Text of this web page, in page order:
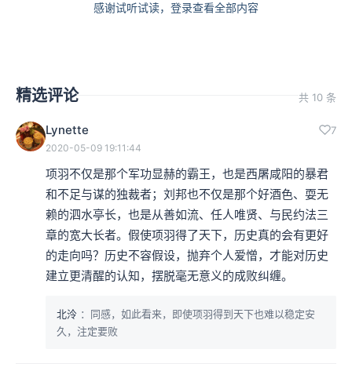
后，就把陡壁上架起的栈道全部烧掉，防止诸侯或其他强
盗偷袭，同时也向项羽表示自己没有东进之意。到达南郑
士兵们都唱歌来表达自己想要东归的心情。
感谢试听试读，登录查看全部内容
精选评论 共 10 条
Lynette 7
2020-05-09 19:11:44
项羽不仅是那个军功显赫的霸王，也是西屠咸阳的暴君
和不足与谋的独裁者；刘邦也不仅是那个好酒色、耍无
赖的泗水亭长，也是从善如流、任人唯贤、与民约法三
章的宽大长者。假使项羽得了天下，历史真的会有更好
的走向吗？历史不容假设，抛弃个人爱憎，才能对历史
建立更清醒的认知，摆脱毫无意义的成败纠缠。
北泠 ：同感，如此看来，即使项羽得到天下也难以稳定安
久，注定要败